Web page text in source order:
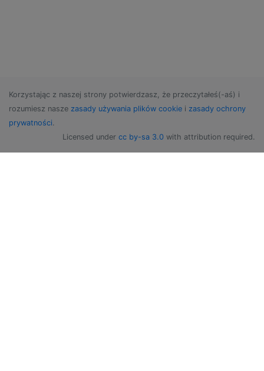
Korzystając z naszej strony potwierdzasz, że przeczytałeś(-aś) i
rozumiesz nasze zasady używania plików cookie i zasady ochrony
prywatności.
Licensed under cc by-sa 3.0 with attribution required.